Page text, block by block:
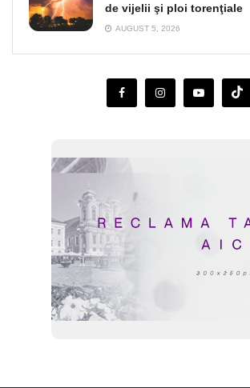
de vijelii şi ploi torenţiale
AUGUST 5, 2026